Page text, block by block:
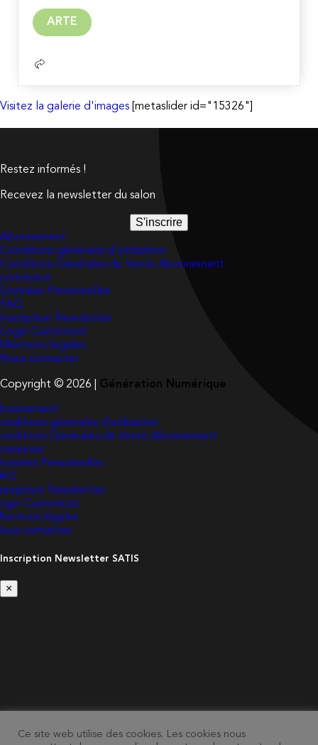
ARTE
Visitez la galerie d'images [metaslider id="15326"]
Restez informés !
Recevez la newsletter du salon
S'inscrire
Abonnement
Conditions générales d’utilisation
Conditions Générales de Vente Abonnement
connexion
Données Personnelles
FAQ
Inscription Newsletter
Login Customizer
Mentions légales
Nous contacter
Copyright © 2026 | Génération Numérique
générales d’utilisation
Générales de Vente Abonnement
Personnelles
Newsletter
Customizer
légales
contacter
Inscription Newsletter SATIS
×
Ce site web utilise des cookies. Les cookies nous